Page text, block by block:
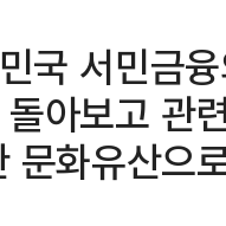
국 서민금
아보고 관
문화유산으